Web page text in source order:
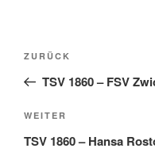
Beitragsnavigation
Vorheriger
Beitrag
ZURÜCK
TSV 1860 – FSV
Nächster
Beitrag
WEITER
TSV 1860 – Hansa